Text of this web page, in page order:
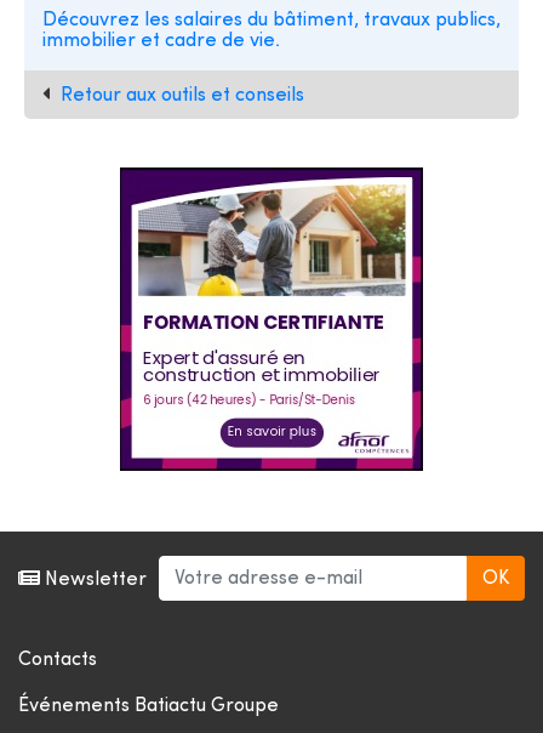
Découvrez les salaires du bâtiment, travaux publics,
immobilier et cadre de vie.
Retour aux outils et conseils
Newsletter
Contacts
Événements Batiactu Groupe